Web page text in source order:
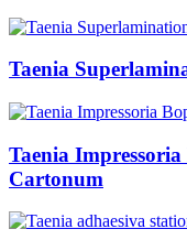
Taenia
Taenia
Cartonum